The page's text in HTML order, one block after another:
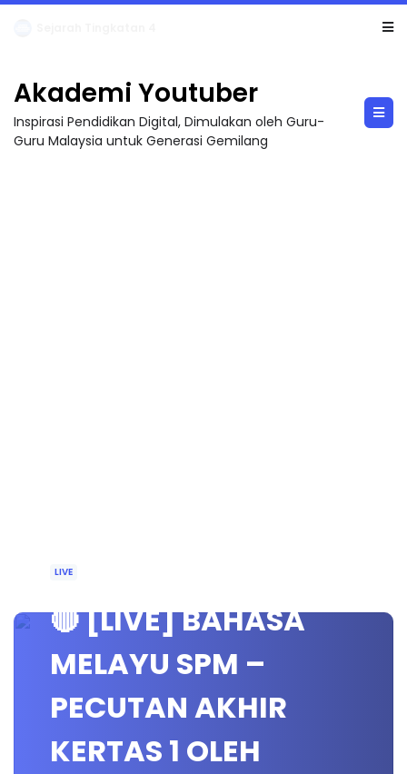
Akademi Youtuber
Inspirasi Pendidikan Digital, Dimulakan oleh Guru-
Guru Malaysia untuk Generasi Gemilang
LIVE
🔴 [LIVE] BAHASA
MELAYU SPM –
PECUTAN AKHIR
KERTAS 1 OLEH